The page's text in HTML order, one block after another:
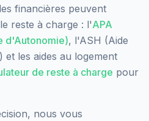
financières peuvent
reste à charge : l'APA
d'Autonomie), l'ASH (Aide
et les aides au logement
de reste à charge pour
nous vous